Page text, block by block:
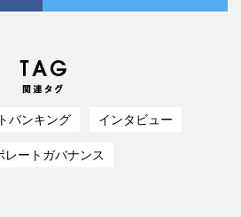
バンキング インタビュー
レートガバナンス